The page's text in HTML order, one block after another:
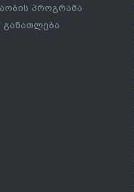
პროგრამა
განათლება